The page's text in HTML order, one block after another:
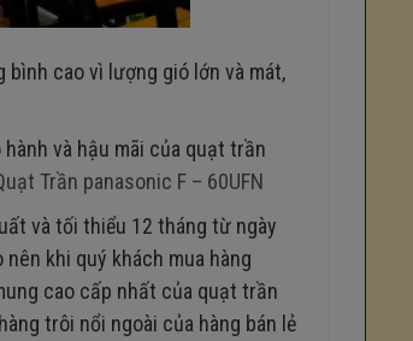
cao vì lượng gió lớn và mát,
và hậu mãi của quạt trần
Trần panasonic F – 60UFN
và tối thiểu 12 tháng từ ngày
khi quý khách mua hàng
cao cấp nhất của quạt trần
trôi nổi ngoài của hàng bán lẻ